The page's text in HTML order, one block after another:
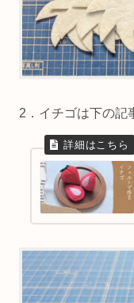
2．イチゴは下の記